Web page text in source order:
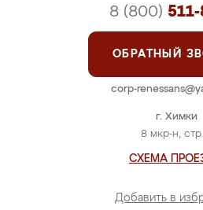
г. Химки
8 мкр-н,
СХЕМА
Добавить в
8 (800)
ОБРАТНЫЙ
corp-